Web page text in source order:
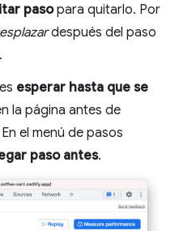
pasopara quitarlo. Por
después del paso
esperar hasta que se
la página antes de
el menú de pasos
paso antes.